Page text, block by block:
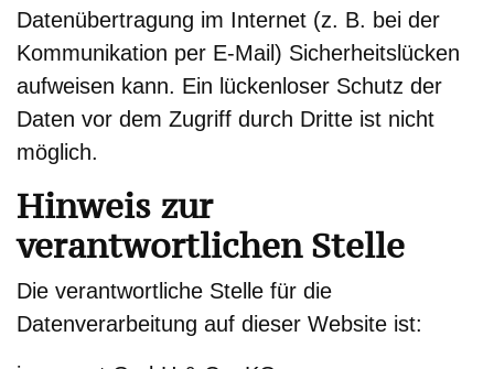
Datenübertragung im Internet (z. B. bei der
Kommunikation per E-Mail) Sicherheitslücken
aufweisen kann. Ein lückenloser Schutz der
Daten vor dem Zugriff durch Dritte ist nicht
möglich.
Hinweis zur
verantwortlichen Stelle
Die verantwortliche Stelle für die
Datenverarbeitung auf dieser Website ist: